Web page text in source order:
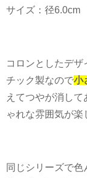
サイズ：径6.0cm
コロンとしたデザ
チック製なので小
えてつやが消して
ゃれな雰囲気が楽
同じシリーズで色